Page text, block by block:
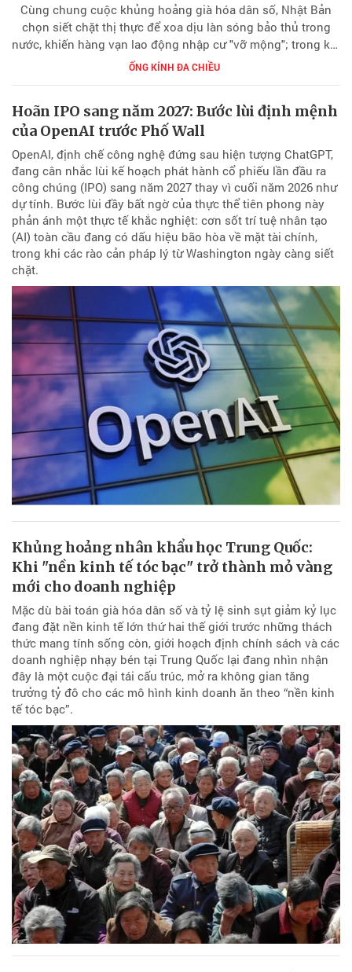
Cùng chung cuộc khủng hoảng già hóa dân số, Nhật Bản
chọn siết chặt thị thực để xoa dịu làn sóng bảo thủ trong
nước, khiến hàng vạn lao động nhập cư "vỡ mộng"; trong khi
đó, Hàn Quốc đi nước cờ ngược lại khi liên tục nới lỏng
ỐNG KÍNH ĐA CHIỀU
Hoãn IPO sang năm 2027: Bước lùi định mệnh
của OpenAI trước Phố Wall
OpenAI, định chế công nghệ đứng sau hiện tượng ChatGPT,
đang cân nhắc lùi kế hoạch phát hành cổ phiếu lần đầu ra
công chúng (IPO) sang năm 2027 thay vì cuối năm 2026 như
dự tính. Bước lùi đầy bất ngờ của thực thể tiên phong này
phản ánh một thực tế khắc nghiệt: cơn sốt trí tuệ nhân tạo
(AI) toàn cầu đang có dấu hiệu bão hòa về mặt tài chính,
trong khi các rào cản pháp lý từ Washington ngày càng siết
chặt.
Khủng hoảng nhân khẩu học Trung Quốc:
Khi "nền kinh tế tóc bạc" trở thành mỏ vàng
mới cho doanh nghiệp
Mặc dù bài toán già hóa dân số và tỷ lệ sinh sụt giảm kỷ lục
đang đặt nền kinh tế lớn thứ hai thế giới trước những thách
thức mang tính sống còn, giới hoạch định chính sách và các
doanh nghiệp nhạy bén tại Trung Quốc lại đang nhìn nhận
đây là một cuộc đại tái cấu trúc, mở ra không gian tăng
trưởng tỷ đô cho các mô hình kinh doanh ăn theo “nền kinh
tế tóc bạc”.